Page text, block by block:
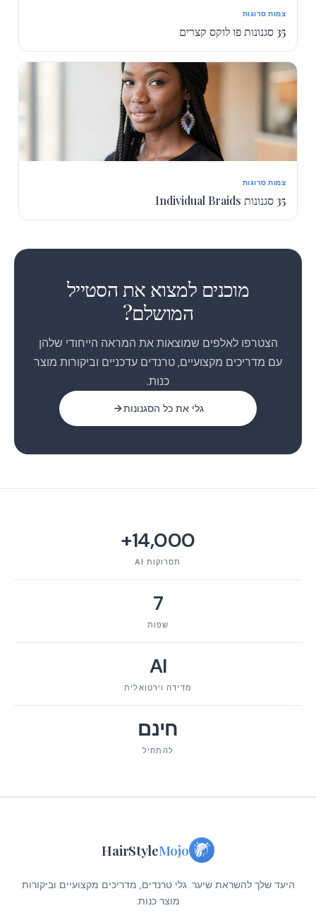
צמות סרוגות
35 סגנונות פו לוקס קצרים
צמות סרוגות
35 סגנונות Individual Braids
מוכנים למצוא את הסטייל
המושלם?
הצטרפו לאלפים שמוצאות את המראה הייחודי שלהן
עם מדריכים מקצועיים, טרנדים עדכניים וביקורות מוצר
כנות.
גלי את כל הסגנונות
14,000+
תסרוקות AI
7
שפות
AI
מדידה וירטואלית
חינם
להתחיל
HairStyleMojo
היעד שלך להשראת שיער. גלי טרנדים, מדריכים מקצועיים וביקורות
מוצר כנות.